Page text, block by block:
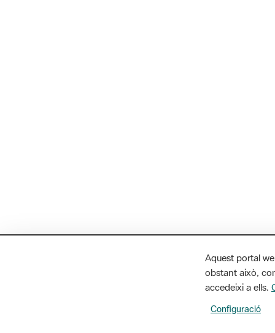
Aquest portal
obstant això,
accedeixi a ells.
Configuració